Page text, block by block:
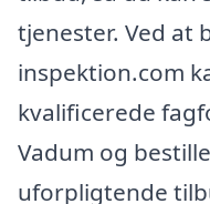
tjenester. Ved at
inspektion.com
kvalificerede
Vadum og
uforpligtende